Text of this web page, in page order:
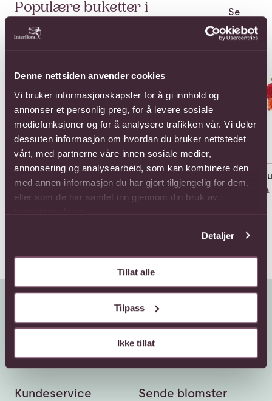
Denne nettsiden anvender cookies
Vi bruker informasjonskapsler for å gi innhold og
annonser et personlig preg, for å levere sosiale
mediefunksjoner og for å analysere trafikken vår. Vi deler
dessuten informasjon om hvordan du bruker nettstedet
vårt, med partnerne våre innen sosiale medier,
annonsering og analysearbeid, som kan kombinere den
med annen informasjon du har gjort tilgjengelig for dem,
eller som de har samlet inn gjennom din bruk av
tjenestene deres.
Detaljer
Tillat alle
Tilpass
Ikke tillat
Populære buketter i
Kasakhstan
Se
Se mer om 11 Roses Long Stem
11 Roses Long Stem
858,-
Se mer om 11 Roses Medium
11 Roses Medium Stem
803,-
Se
Kundeservice Sende blomster